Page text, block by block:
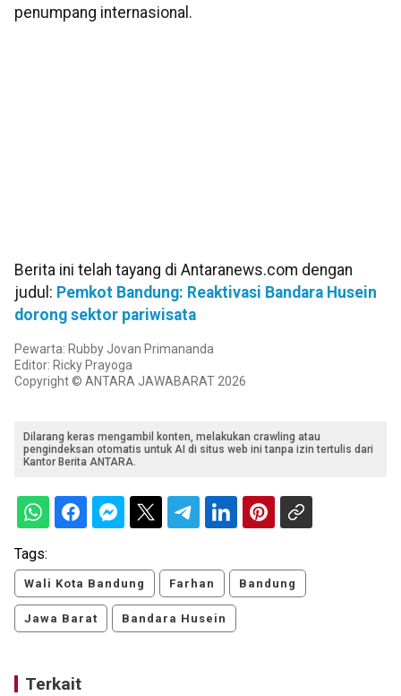
penumpang internasional.
Berita ini telah tayang di Antaranews.com dengan
judul: Pemkot Bandung: Reaktivasi Bandara Husein
dorong sektor pariwisata
Pewarta: Rubby Jovan Primananda
Editor: Ricky Prayoga
Copyright © ANTARA JAWABARAT 2026
Dilarang keras mengambil konten, melakukan crawling atau
pengindeksan otomatis untuk AI di situs web ini tanpa izin tertulis dari
Kantor Berita ANTARA.
Tags:
Wali Kota Bandung Farhan Bandung
Jawa Barat Bandara Husein
Terkait